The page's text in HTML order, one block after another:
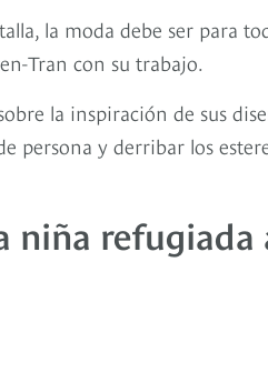
la moda debe ser para
Tran con su trabajo.
la inspiración de sus
persona y derribar los
niña